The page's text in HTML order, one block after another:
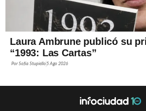
Laura Ambrune publicó su
“1993: Las Cartas”
PorSofía Stupiello5 Ago 2026